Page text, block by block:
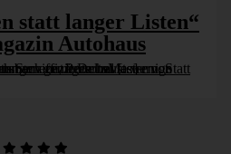
statt langer Listen“
Autohaus
Excel-Auswertungen genügen heute wenige Klicks, um Kennzahlen aus Service, Personal [...]